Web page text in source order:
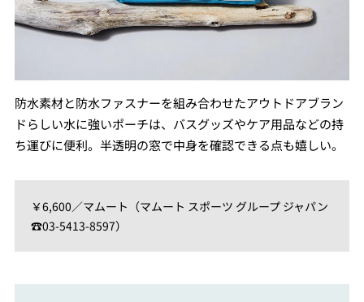
防水素材と防水ファスナーを組み合わせたアウトドアブラン
ドらしい水に強いポーチは、バスグッズやケア用品などの持
ち運びに便利。半透明の窓で中身を確認できる点も嬉しい。
￥6,600／マムート（マムート スポーツ グループ ジャパン
☎03-5413-8597）